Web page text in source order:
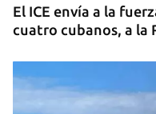
El ICE envía a la
cuatro cubanos, a la